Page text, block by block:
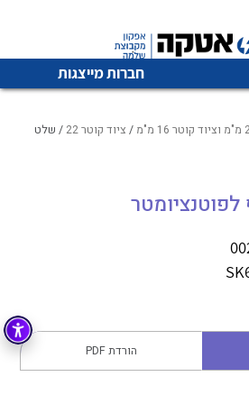
חברות מייצגות
שרות | זמינות
והפצה של מוצרי
חשמלית ופעילה ב7 תחומים:
חשמלית
לכל מוצרי היצרן
לכל מוצרי היצרן
/ ציוד קוטר 22 / שלט
הורדת PDF